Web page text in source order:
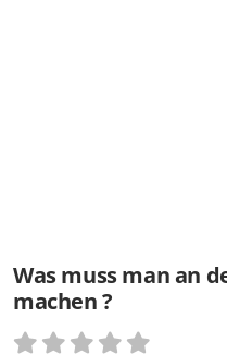
Was muss man an
machen ?